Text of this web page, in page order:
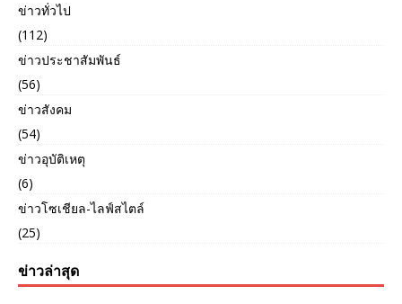
ข่าวทั่วไป
(112)
ข่าวประชาสัมพันธ์
(56)
ข่าวสังคม
(54)
ข่าวอุบัติเหตุ
(6)
ข่าวโซเชียล-ไลฟ์สไตล์
(25)
ข่าวล่าสุด